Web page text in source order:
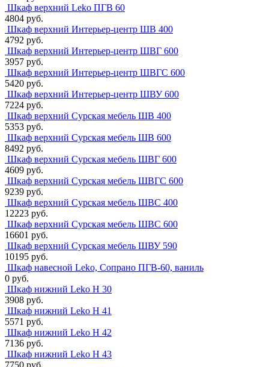
Шкаф верхний Leko ПГВ 60
4804 руб.
Шкаф верхний Интерьер-центр ШВ 400
4792 руб.
Шкаф верхний Интерьер-центр ШВГ 600
3957 руб.
Шкаф верхний Интерьер-центр ШВГС 600
5420 руб.
Шкаф верхний Интерьер-центр ШВУ 600
7224 руб.
Шкаф верхний Сурская мебель ШВ 400
5353 руб.
Шкаф верхний Сурская мебель ШВ 600
8492 руб.
Шкаф верхний Сурская мебель ШВГ 600
4609 руб.
Шкаф верхний Сурская мебель ШВГС 600
9239 руб.
Шкаф верхний Сурская мебель ШВС 400
12223 руб.
Шкаф верхний Сурская мебель ШВС 600
16601 руб.
Шкаф верхний Сурская мебель ШВУ 590
10195 руб.
Шкаф навесной Leko, Сопрано ПГВ-60, ваниль
0 руб.
Шкаф нижний Leko Н 30
3908 руб.
Шкаф нижний Leko Н 41
5571 руб.
Шкаф нижний Leko Н 42
7136 руб.
Шкаф нижний Leko Н 43